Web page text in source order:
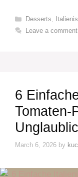
Categories
Desserts,
Leave a comment
6
Tomaten-
March 6, 2026 by